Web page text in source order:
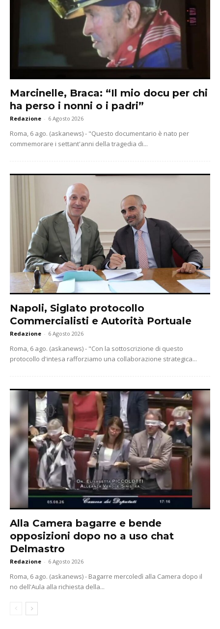
Marcinelle, Braca: “Il mio docu per chi
ha perso i nonni o i padri”
Redazione - 6 Agosto 2026
Roma, 6 ago. (askanews) - "Questo documentario è nato per
commemorare i settant'anni della tragedia di...
Napoli, Siglato protocollo
Commercialisti e Autorità Portuale
Redazione - 6 Agosto 2026
Roma, 6 ago. (askanews) - "Con la sottoscrizione di questo
protocollo d'intesa rafforziamo una collaborazione strategica...
Alla Camera bagarre e bende
opposizioni dopo no a uso chat
Delmastro
Redazione - 6 Agosto 2026
Roma, 6 ago. (askanews) - Bagarre mercoledì alla Camera dopo il
no dell'Aula alla richiesta della...